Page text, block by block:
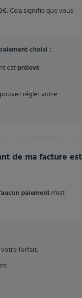
Cela signifie que vous
choisi :
estprélevé
régler votre
de ma facture est
paiementn'est
votre forfait.